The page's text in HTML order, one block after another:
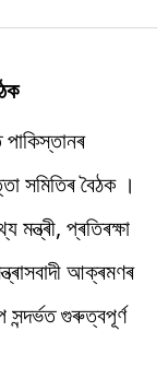
সমিতিৰ বৈঠক ।
প্ৰতিৰক্ষা
আক্ৰমণৰ
গুৰুত্বপূৰ্ণ